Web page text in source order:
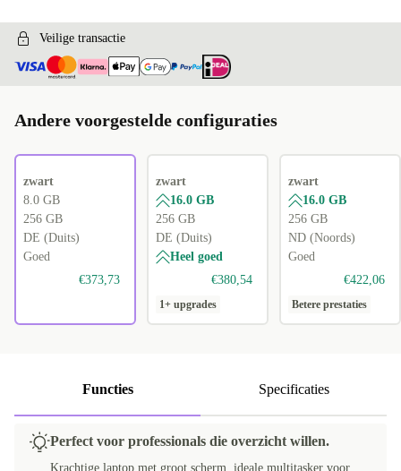
Veilige transactie
Andere voorgestelde configuraties
zwart
8.0 GB
256 GB
DE (Duits)
Goed
€373,73
zwart
16.0 GB
256 GB
DE (Duits)
Heel goed
€380,54
1+ upgrades
zwart
16.0 GB
256 GB
ND (Noords)
Goed
€422,06
Betere prestaties
Functies Specificaties
Perfect voor professionals die overzicht willen.
Krachtige laptop met groot scherm, ideale multitasker voor